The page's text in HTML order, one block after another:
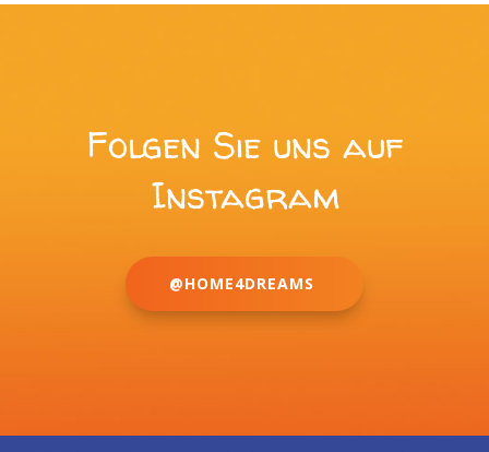
Folgen Sie uns auf
Instagram
@HOME4DREAMS